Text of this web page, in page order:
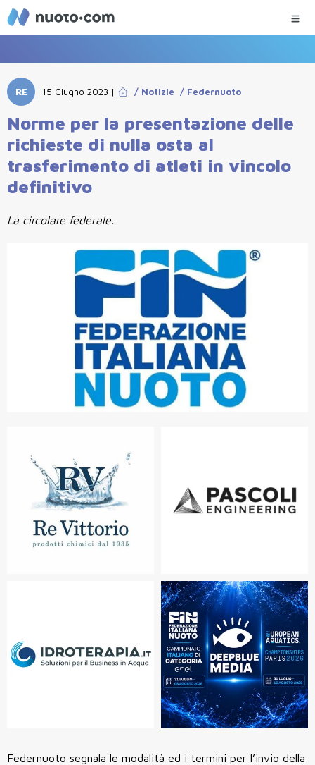
RE 15 Giugno 2023 | / Notizie / Federnuoto
Norme per la presentazione delle
richieste di nulla osta al
trasferimento di atleti in vincolo
definitivo
La circolare federale.
Federnuoto segnala le modalità ed i termini per l’invio della